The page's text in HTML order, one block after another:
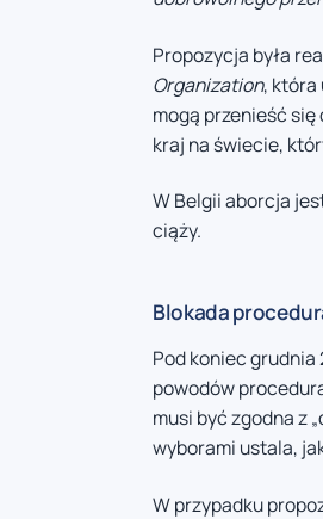
Propozycja była
Organization, która
mogą przenieść
kraj na świecie,
W Belgii aborcja
ciąży.
Blokada
Pod koniec
powodów
musi być zgodna z
wyborami ustala,
W przypadku